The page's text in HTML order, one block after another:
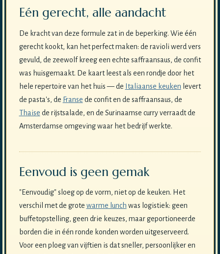
Eén gerecht, alle aandacht
De kracht van deze formule zat in de beperking. Wie één
gerecht kookt, kan het perfect maken: de ravioli werd vers
gevuld, de zeewolf kreeg een echte saffraansaus, de confit
was huisgemaakt. De kaart leest als een rondje door het
hele repertoire van het huis — de Italiaanse keuken levert
de pasta's, de Franse de confit en de saffraansaus, de
Thaise de rijstsalade, en de Surinaamse curry verraadt de
Amsterdamse omgeving waar het bedrijf werkte.
Eenvoud is geen gemak
"Eenvoudig" sloeg op de vorm, niet op de keuken. Het
verschil met de grote warme lunch was logistiek: geen
buffetopstelling, geen drie keuzes, maar geportioneerde
borden die in één ronde konden worden uitgeserveerd.
Voor een ploeg van vijftien is dat sneller, persoonlijker en